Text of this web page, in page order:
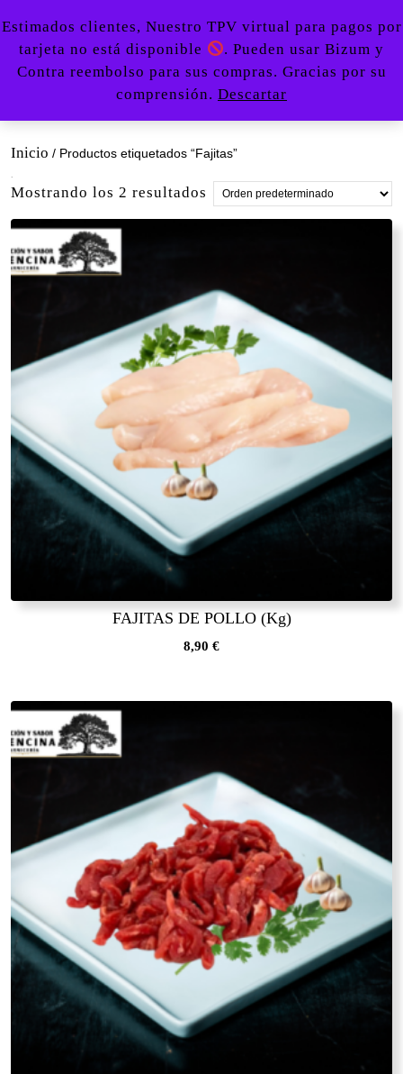
Estimados clientes, Nuestro TPV virtual para pagos por
tarjeta no está disponible
. Pueden usar Bizum y
Contra reembolso para sus compras. Gracias por su
comprensión. Descartar
al
contenido
de
Acceder
Registro
carrito
la
670479107
Inicio / Productos etiquetados “Fajitas”
Mostrando los 2 resultados
FAJITAS DE POLLO (Kg)
8,90 €